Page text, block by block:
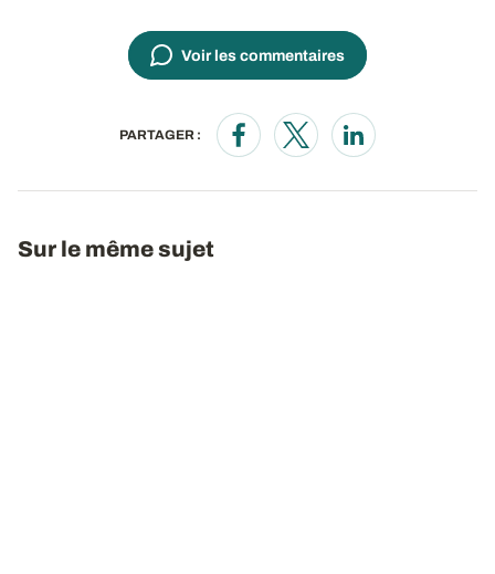
Voir les commentaires
PARTAGER :
Opens in a new window
Opens in a new window
Opens in a new
Sur le même sujet